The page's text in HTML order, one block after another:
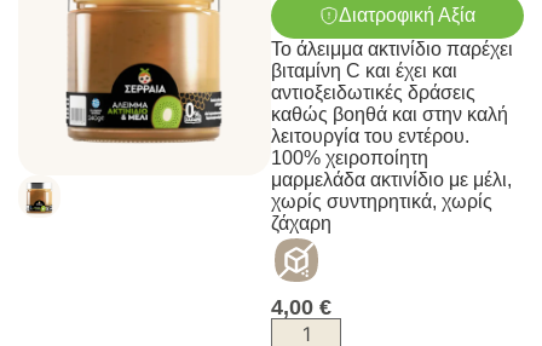
Διατροφική Αξία
Το άλειμμα ακτινίδιο παρέχει
βιταμίνη C και έχει και
αντιοξειδωτικές δράσεις
καθώς βοηθά και στην καλή
λειτουργία του εντέρου.
100% χειροποίητη
μαρμελάδα ακτινίδιο με μέλι,
χωρίς συντηρητικά, χωρίς
ζάχαρη
4,00 €